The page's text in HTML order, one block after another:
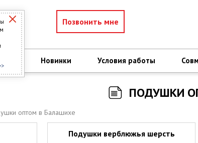
Позвонить мне
Новинки Условия работы
ПОДУШКИ
оптом в Балашихе
Подушки верблюжья шерсть